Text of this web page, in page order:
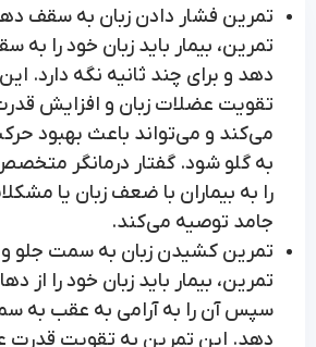
تمرین فشار دادن زبان به سقف
تمرین، بیمار باید زبان خود را به
دهد و برای چند ثانیه نگه دارد.
تقویت عضلات زبان و افزایش
می‌کند و می‌تواند باعث بهبود
به گلو شود. گفتار درمانگر
را به بیماران با ضعف زبان یا
جامد توصیه می‌کند.
تمرین کشیدن زبان به سمت جلو
تمرین، بیمار باید زبان خود را از
سپس آن را به آرامی به عقب به
دهد. این تمرین به تقویت قدرت